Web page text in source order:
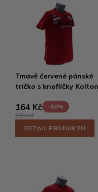
Tmavě červené pánské
tričko s knoflíčky Kolton
164 Kč
-50%
329 Kč
DETAIL PRODUKTU